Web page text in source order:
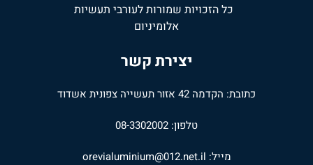
כל הזכויות שמורות לעורבי תעשיות
אלומיניום
יצירת קשר
כתובת: הקדמה 42 אזור תעשייה צפונית אשדוד
טלפון: 08-3302002
מייל: orevialuminium@012.net.il